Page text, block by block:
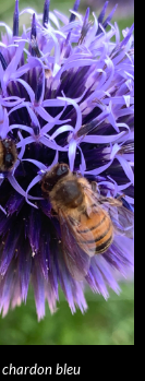
chardon bleu